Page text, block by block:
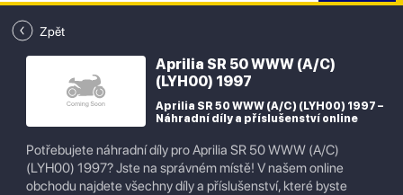
Zpět
Aprilia SR 50 WWW (A/C)
(LYH00) 1997
Aprilia SR 50 WWW (A/C) (LYH00) 1997 –
Náhradní díly a příslušenství online
Potřebujete náhradní díly pro Aprilia SR 50 WWW (A/C)
(LYH00) 1997? Jste na správném místě! V našem online
obchodu najdete všechny díly a příslušenství, které byste